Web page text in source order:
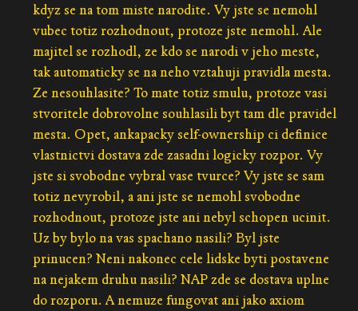
kdyz se na tom miste narodite. Vy jste se nemohl
vubec totiz rozhodnout, protoze jste nemohl. Ale
majitel se rozhodl, ze kdo se narodi v jeho meste,
tak automaticky se na neho vztahuji pravidla mesta.
Ze nesouhlasite? To mate totiz smulu, protoze vasi
stvoritele dobrovolne souhlasili byt tam dle pravidel
mesta. Opet, ankapacky self-ownership ci definice
vlastnictvi dostava zde zasadni logicky rozpor. Vy
jste si svobodne vybral vase tvurce? Vy jste se sam
totiz nevyrobil, a ani jste se nemohl svobodne
rozhodnout, protoze jste ani nebyl schopen ucinit.
Uz by bylo na vas spachano nasili? Byl jste
prinucen? Neni nakonec cele lidske byti postavene
na nejakem druhu nasili? NAP zde se dostava uplne
do rozporu. A nemuze fungovat ani jako axiom